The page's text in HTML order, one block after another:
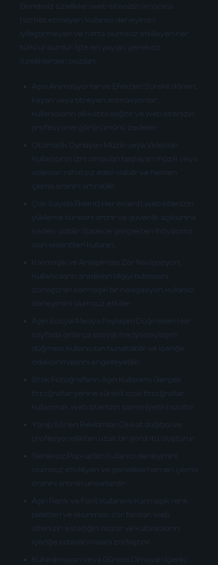
Gereksiz özellikler, web sitenizin amacına
hizmet etmeyen, kullanıcı deneyimini
iyileştirmeyen ve hatta olumsuz etkileyen her
türlü unsurdur. İşte en yaygın gereksiz
özelliklerden bazıları:
Aşırı Animasyonlar ve Efektler: Sürekli dönen,
kayan veya titreyen animasyonlar,
kullanıcıların dikkatini dağıtır ve web sitenizin
profesyonel görünümünü zedeler.
Otomatik Oynayan Müzik veya Videolar:
Kullanıcının izni olmadan başlayan müzik veya
videolar, rahatsız edici olabilir ve hemen
çıkma oranını artırabilir.
Çok Sayıda Eklenti: Her eklenti, web sitenizin
yükleme süresini artırır ve güvenlik açıklarına
neden olabilir. Sadece gerçekten ihtiyacınız
olan eklentileri kullanın.
Karmaşık ve Anlaşılması Zor Navigasyon:
Kullanıcıların aradıkları bilgiyi bulmasını
zorlaştıran karmaşık bir navigasyon, kullanıcı
deneyimini olumsuz etkiler.
Aşırı Sosyal Medya Paylaşım Düğmeleri: Her
sayfada onlarca sosyal medya paylaşım
düğmesi, kullanıcıları bunaltabilir ve içeriğe
odaklanmalarını engelleyebilir.
Stok Fotoğrafların Aşırı Kullanımı: Gerçek
fotoğraflar yerine sürekli stok fotoğraflar
kullanmak, web sitenizin samimiyetini azaltır.
Yanıp Sönen Reklamlar: Dikkat dağıtıcı ve
profesyonellikten uzak bir görüntü oluşturur.
Gereksiz Pop-up'lar: Kullanıcı deneyimini
olumsuz etkileyen ve genellikle hemen çıkma
oranını artıran unsurlardır.
Aşırı Renk ve Font Kullanımı: Karmaşık renk
paletleri ve okunması zor fontlar, web
sitenizin estetiğini bozar ve kullanıcıların
içeriğe odaklanmasını zorlaştırır.
Kullanılmayan veya Güncel Olmayan İçerik: